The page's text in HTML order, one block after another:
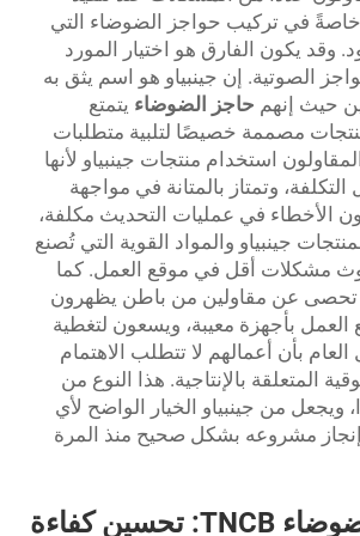
في تركيب حواجز الضوضاء التي
يكون الفارق هو اختيار المورد
الصوتية. إن جينبياو هو اسم يثق به
حيث إنهمحاجز الضوضاءيتمتع
مصممة خصيصًا لتلبية متطلبات
استخدام منتجات جينبياو لأنها
وتمتاز بالمتانة في مواجهة
في عمليات التحديث مكلفة،
جينبياو والمواد القوية التي تُصنع
مشكلات أقل في موقع العمل. كما
عن مقاولين من باطن يظهرون
بأجهزة معيبة، ويسعون لتغطية
بأن أعمالهم لا تتطلب الاهتمام
المتعلقة بالإنتاجية. هذا النوع من
من جينبياو الخيار الواضح لأي
مشروعه بشكل صحيح منذ المرة
حواجز الضوضاء TNCB: تحسين كفاءة